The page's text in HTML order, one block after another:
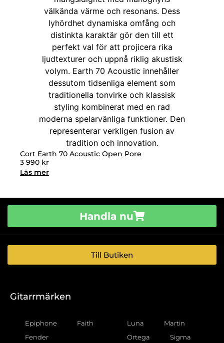
Cort Earth 70 Acoustic Open Pore
3 990 kr
Läs mer
Handla nu
Till Butiken
Gitarrmärken
Epiphone
Faith
Fender
Luna
Martin
Ortega
Sigma